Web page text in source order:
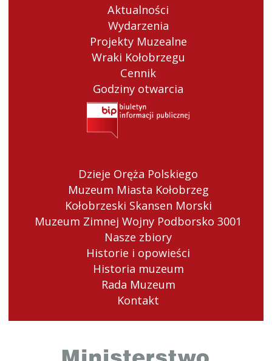
Aktualności
Wydarzenia
Projekty Muzealne
Wraki Kołobrzegu
Cennik
Godziny otwarcia
Dzieje Oręża Polskiego
Muzeum Miasta Kołobrzeg
Kołobrzeski Skansen Morski
Muzeum Zimnej Wojny Podborsko 3001
Nasze zbiory
Historie i opowieści
Historia muzeum
Rada Muzeum
Kontakt